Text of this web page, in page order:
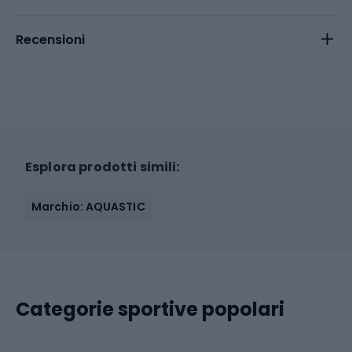
Recensioni
Esplora prodotti simili:
Marchio: AQUASTIC
Categorie sportive popolari